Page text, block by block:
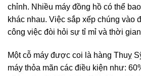
chỉnh. Nhiều máy đồng hồ có thể
khác nhau. Việc sắp xếp chúng vào
công việc đòi hỏi sự tỉ mỉ và thời
Một cỗ máy được coi là hàng Thuỵ
máy thỏa mãn các điều kiện như: